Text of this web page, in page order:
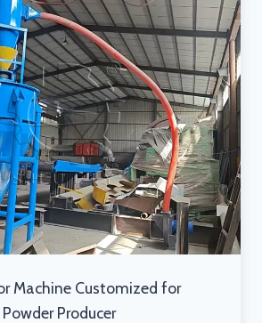
Machine Customized for
Producer